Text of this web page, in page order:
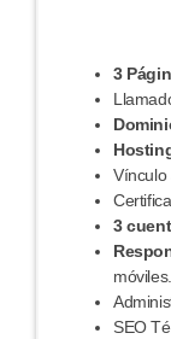
3
Vínculo
3
móviles.
SEO